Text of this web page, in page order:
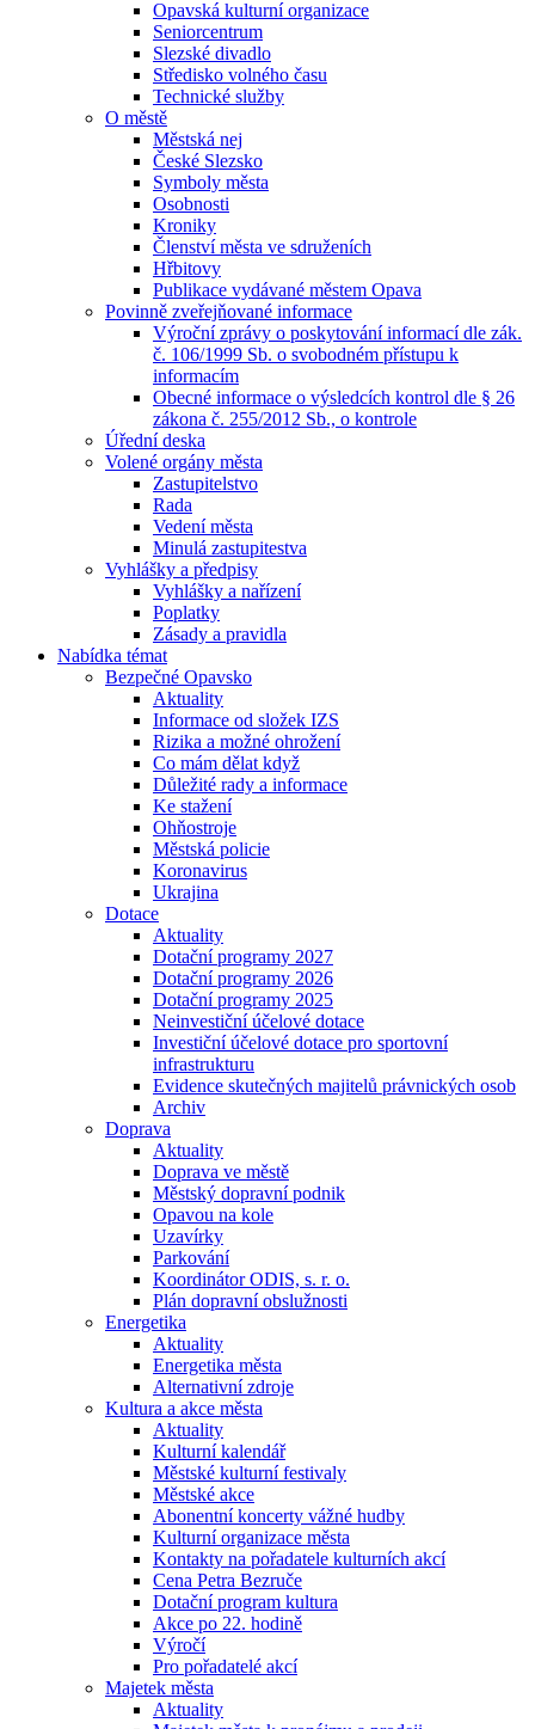
Opavská kulturní organizace
Seniorcentrum
Slezské divadlo
Středisko volného času
Technické služby
O městě
Městská nej
České Slezsko
Symboly města
Osobnosti
Kroniky
Členství města ve sdruženích
Hřbitovy
Publikace vydávané městem Opava
Povinně zveřejňované informace
Výroční zprávy o poskytování informací dle zák.
č. 106/1999 Sb. o svobodném přístupu k
informacím
Obecné informace o výsledcích kontrol dle § 26
zákona č. 255/2012 Sb., o kontrole
Úřední deska
Volené orgány města
Zastupitelstvo
Rada
Vedení města
Minulá zastupitestva
Vyhlášky a předpisy
Vyhlášky a nařízení
Poplatky
Zásady a pravidla
Nabídka témat
Bezpečné Opavsko
Aktuality
Informace od složek IZS
Rizika a možné ohrožení
Co mám dělat když
Důležité rady a informace
Ke stažení
Ohňostroje
Městská policie
Koronavirus
Ukrajina
Dotace
Aktuality
Dotační programy 2027
Dotační programy 2026
Dotační programy 2025
Neinvestiční účelové dotace
Investiční účelové dotace pro sportovní
infrastrukturu
Evidence skutečných majitelů právnických osob
Archiv
Doprava
Aktuality
Doprava ve městě
Městský dopravní podnik
Opavou na kole
Uzavírky
Parkování
Koordinátor ODIS, s. r. o.
Plán dopravní obslužnosti
Energetika
Aktuality
Energetika města
Alternativní zdroje
Kultura a akce města
Aktuality
Kulturní kalendář
Městské kulturní festivaly
Městské akce
Abonentní koncerty vážné hudby
Kulturní organizace města
Kontakty na pořadatele kulturních akcí
Cena Petra Bezruče
Dotační program kultura
Akce po 22. hodině
Výročí
Pro pořadatelé akcí
Majetek města
Aktuality